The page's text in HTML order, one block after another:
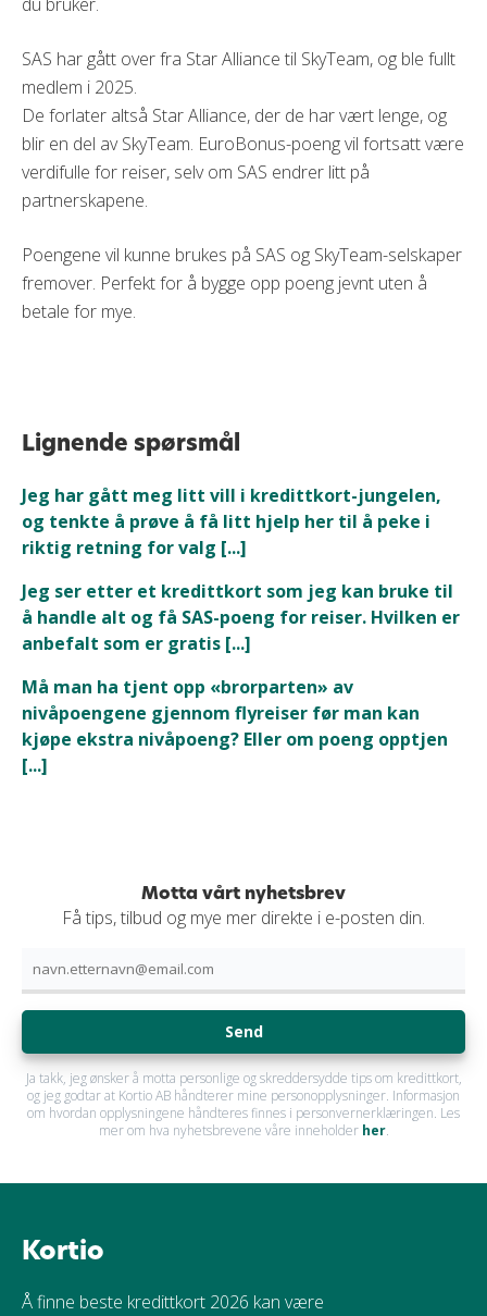
SAS har gått over fra Star Alliance til SkyTeam, og ble fullt
medlem i 2025.
De forlater altså Star Alliance, der de har vært lenge, og
blir en del av SkyTeam. EuroBonus-poeng vil fortsatt være
verdifulle for reiser, selv om SAS endrer litt på
partnerskapene.
Poengene vil kunne brukes på SAS og SkyTeam-selskaper
fremover. Perfekt for å bygge opp poeng jevnt uten å
betale for mye.
Lignende spørsmål
Jeg har gått meg litt vill i kredittkort-jungelen,
og tenkte å prøve å få litt hjelp her til å peke i
riktig retning for valg [...]
Jeg ser etter et kredittkort som jeg kan bruke til
å handle alt og få SAS-poeng for reiser. Hvilken er
anbefalt som er gratis [...]
Må man ha tjent opp «brorparten» av
nivåpoengene gjennom flyreiser før man kan
kjøpe ekstra nivåpoeng? Eller om poeng opptjen
[...]
Motta vårt nyhetsbrev
Få tips, tilbud og mye mer direkte i e-posten din.
Send
Ja takk, jeg ønsker å motta personlige og skreddersydde tips om kredittkort,
og jeg godtar at Kortio AB håndterer mine personopplysninger. Informasjon
om hvordan opplysningene håndteres finnes i personvernerklæringen. Les
mer om hva nyhetsbrevene våre inneholder her.
Kortio
Å finne beste kredittkort 2026 kan være